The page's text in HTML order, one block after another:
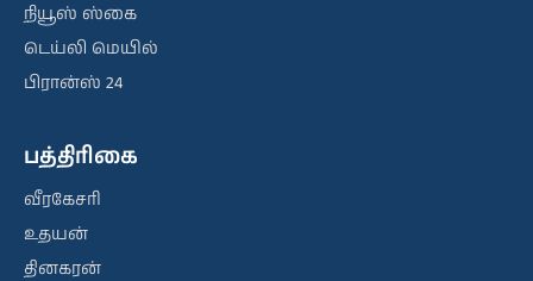
நியூஸ் ஸ்கை
டெய்லி மெயில்
பிரான்ஸ் 24
பத்திரிகை
வீரகேசரி
உதயன்
தினகரன்